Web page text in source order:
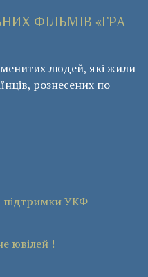
ФІЛЬМІВ «ГРА
людей, які жили
рознесених по
підтримки УКФ
ювілей !